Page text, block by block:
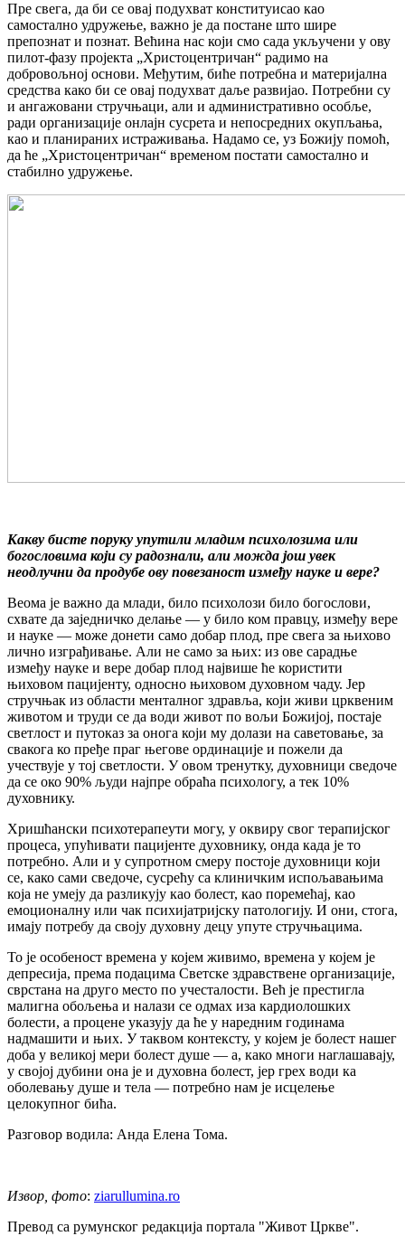
Пре свега, да би се овај подухват конституисао као
самостално удружење, важно је да постане што шире
препознат и познат. Већина нас који смо сада укључени у ову
пилот-фазу пројекта „Христоцентричан“ радимо на
добровољној основи. Међутим, биће потребна и материјална
средства како би се овај подухват даље развијао. Потребни су
и ангажовани стручњаци, али и административно особље,
ради организације онлајн сусрета и непосредних окупљања,
као и планираних истраживања. Надамо се, уз Божију помоћ,
да ће „Христоцентричан“ временом постати самостално и
стабилно удружење.
Какву бисте поруку упутили младим психолозима или
богословима који су радознали, али можда још увек
неодлучни да продубе ову повезаност између науке и вере?
Веома је важно да млади, било психолози било богослови,
схвате да заједничко делање — у било ком правцу, између вере
и науке — може донети само добар плод, пре свега за њихово
лично изграђивање. Али не само за њих: из ове сарадње
између науке и вере добар плод највише ће користити
њиховом пацијенту, односно њиховом духовном чаду. Јер
стручњак из области менталног здравља, који живи црквеним
животом и труди се да води живот по вољи Божијој, постаје
светлост и путоказ за онога који му долази на саветовање, за
свакога ко пређе праг његове ординације и пожели да
учествује у тој светлости. У овом тренутку, духовници сведоче
да се око 90% људи најпре обраћа психологу, а тек 10%
духовнику.
Хришћански психотерапеути могу, у оквиру свог терапијског
процеса, упућивати пацијенте духовнику, онда када је то
потребно. Али и у супротном смеру постоје духовници који
се, како сами сведоче, сусрећу са клиничким испољавањима
која не умеју да разликују као болест, као поремећај, као
емоционалну или чак психијатријску патологију. И они, стога,
имају потребу да своју духовну децу упуте стручњацима.
То је особеност времена у којем живимо, времена у којем је
депресија, према подацима Светске здравствене организације,
сврстана на друго место по учесталости. Већ је престигла
малигна обољења и налази се одмах иза кардиолошких
болести, а процене указују да ће у наредним годинама
надмашити и њих. У таквом контексту, у којем је болест нашег
доба у великој мери болест душе — а, како многи наглашавају,
у својој дубини она је и духовна болест, јер грех води ка
оболевању душе и тела — потребно нам је исцелење
целокупног бића.
Разговор водила: Анда Елена Тома.
Извор, фото: ziarullumina.ro
Превод са румунског редакција портала "Живот Цркве".